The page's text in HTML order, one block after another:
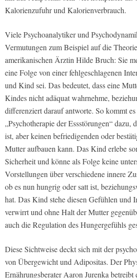
Kalorienzufuhr und Kalorienverbrauch.
Viele Psychoanalytiker und
Vermutungen zum Beispiel auf die
amerikanischen Ärztin Hilde Bruch: Sie
eine Folge von einer fehlgeschlagenen
und Kind sei. Das bedeutet, dass eine
Kindes nicht adäquat wahrnehme,
differenziert darauf antworte. So kommt
„Psychotherapie der Essstörungen“ dazu,
ist, aber keinen befriedigenden oder
Mutter aufbauen kann. Das Kind erlebe
Sicherheit und könne als Folge keine
Vorstellungen über verschiedene innere
ob es nun hungrig oder satt ist,
hat. Das Kind stehe diesen Gefühlen und
verwirrt und ohne Halt der Mutter
auch die Regulation des Hungergefühls
Diese Sichtweise deckt sich mit der
von Übergewicht und Adipositas. Der
Ernährungsberater Aaron Jurenka